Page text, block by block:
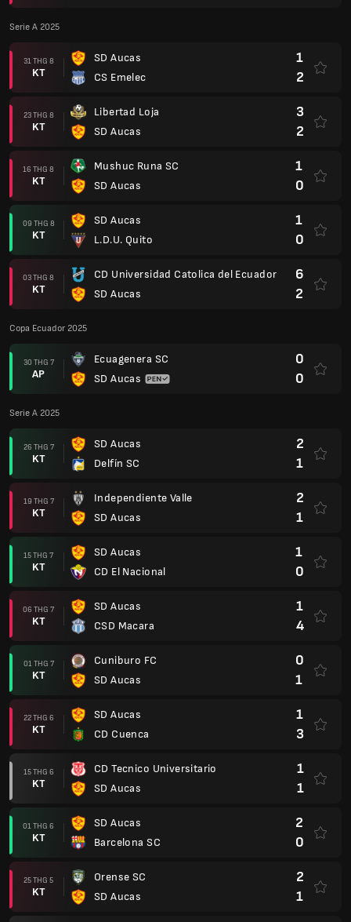
Serie A 2025
31 THG 8
KT
SD Aucas
CS Emelec
1
2
23 THG 8
KT
Libertad Loja
SD Aucas
3
2
16 THG 8
KT
Mushuc Runa SC
SD Aucas
1
0
09 THG 8
KT
SD Aucas
L.D.U. Quito
1
0
03 THG 8
KT
CD Universidad Catolica del Ecuador
SD Aucas
6
2
Copa Ecuador 2025
30 THG 7
AP
Ecuagenera SC
SD Aucas
0
0
Serie A 2025
26 THG 7
KT
SD Aucas
Delfín SC
2
1
19 THG 7
KT
Independiente Valle
SD Aucas
2
1
15 THG 7
KT
SD Aucas
CD El Nacional
1
0
06 THG 7
KT
SD Aucas
CSD Macara
1
4
01 THG 7
KT
Cuniburo FC
SD Aucas
0
1
22 THG 6
KT
SD Aucas
CD Cuenca
1
3
15 THG 6
KT
CD Tecnico Universitario
SD Aucas
1
1
01 THG 6
KT
SD Aucas
Barcelona SC
2
0
25 THG 5
KT
Orense SC
SD Aucas
2
1